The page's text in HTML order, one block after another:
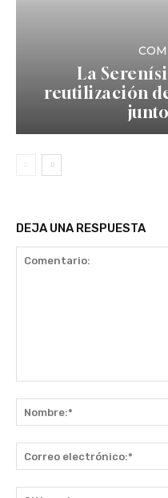
La
reutilización
DEJA UNA RESPUESTA